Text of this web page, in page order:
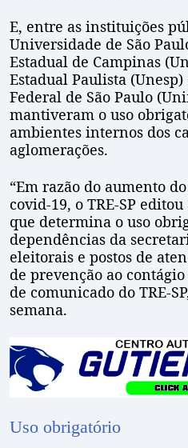
E, entre as instituições
Universidade de São
Estadual de Campinas
Estadual Paulista
Federal de São Paulo
mantiveram o uso
ambientes internos dos
aglomerações.
“Em razão do aumento
covid-19, o TRE-SP
que determina o uso
dependências da
eleitorais e postos de
de prevenção ao
de comunicado do TRE-
semana.
Uso obrigatório